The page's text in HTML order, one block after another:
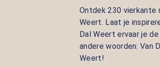
Ontdek 230 vierkante
Weert. Laat je
Dal Weert ervaar je
andere woorden: Van
Weert!